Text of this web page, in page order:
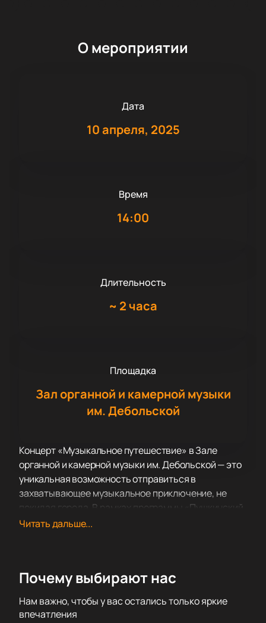
О мероприятии
Дата
10 апреля, 2025
Время
14:00
Длительность
~ 2 часа
Площадка
Зал органной и камерной музыки
им. Дебольской
Концерт «Музыкальное путешествие» в Зале
органной и камерной музыки им. Дебольской — это
уникальная возможность отправиться в
захватывающее музыкальное приключение, не
покидая города. В рамках программы «Пушкинский
четверг» зрители смогут насладиться
Зал органной и камерной музыки им. Дебольской —
жемчужина культурной жизни, где каждое
Читать дальше...
Почему выбирают нас
Нам важно, чтобы у вас остались только яркие
впечатления